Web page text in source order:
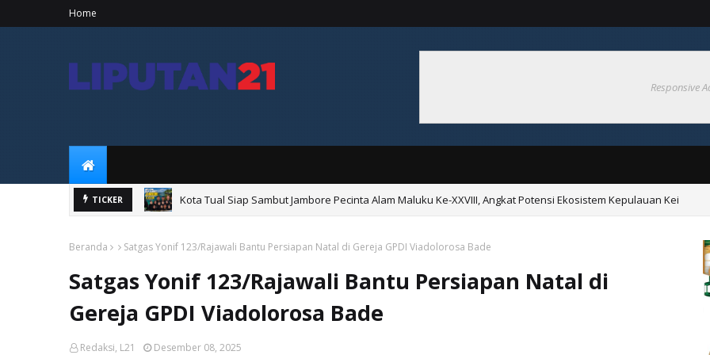
Home
Responsive
TICKER Kota Tual Siap Sambut Jambore Pecinta Alam Maluku Ke-XXVIII, Angkat Potensi Ekosistem Kepulauan Kei
Beranda Satgas Yonif 123/Rajawali Bantu Persiapan Natal di Gereja GPDI Viadolorosa Bade
Satgas Yonif 123/Rajawali Bantu Persiapan Natal di
Gereja GPDI Viadolorosa Bade
Redaksi, L21 Desember 08, 2025